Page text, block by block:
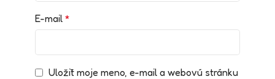
E-mail *
Uložiť moje meno, e-mail a webovú stránku